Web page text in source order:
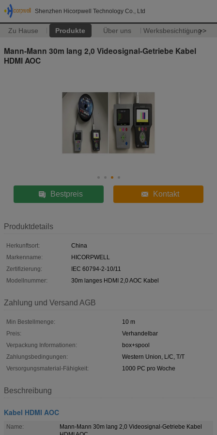
Shenzhen Hicorpwell Technology Co., Ltd
Zu Hause Produkte Über uns Werksbesichtigung>>
Mann-Mann 30m lang 2,0 Videosignal-Getriebe Kabel
HDMI AOC
Bestpreis Kontakt
Produktdetails
Herkunftsort:
China
Markenname:
HICORPWELL
Zertifizierung:
IEC 60794-2-10/11
Modellnummer:
30m langes HDMI 2,0 AOC Kabel
Zahlung und Versand AGB
Min Bestellmenge:
10 m
Preis:
Verhandelbar
Verpackung Informationen:
box+spool
Zahlungsbedingungen:
Western Union, L/C, T/T
Versorgungsmaterial-Fähigkeit:
1000 PC pro Woche
Beschreibung
Kabel HDMI AOC
Name:
Mann-Mann 30m lang 2,0 Videosignal-Getriebe Kabel